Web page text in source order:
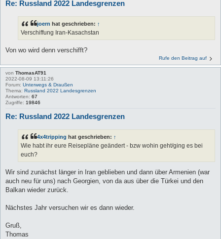
Re: Russland 2022 Landesgrenzen
joern hat geschrieben: ↑
Verschiffung Iran-Kasachstan
Von wo wird denn verschifft?
Rufe den Beitrag auf
von ThomasAT91
2022-08-09 13:11:26
Forum: Unterwegs & Draußen
Thema: Russland 2022 Landesgrenzen
Antworten: 67
Zugriffe: 19846
Re: Russland 2022 Landesgrenzen
4x4tripping hat geschrieben: ↑
Wie habt ihr eure Reisepläne geändert - bzw wohin geht/ging es bei
euch?
Wir sind zunächst länger in Iran geblieben und dann über Armenien (war
auch neu für uns) nach Georgien, von da aus über die Türkei und den
Balkan wieder zurück.
Nächstes Jahr versuchen wir es dann wieder.
Gruß,
Thomas